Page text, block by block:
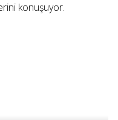
konuşuyor.